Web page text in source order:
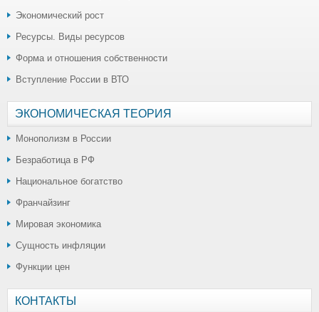
Экономический рост
Ресурсы. Виды ресурсов
Форма и отношения собственности
Вступление России в ВТО
ЭКОНОМИЧЕСКАЯ ТЕОРИЯ
Монополизм в России
Безработица в РФ
Национальное богатство
Франчайзинг
Мировая экономика
Сущность инфляции
Функции цен
КОНТАКТЫ